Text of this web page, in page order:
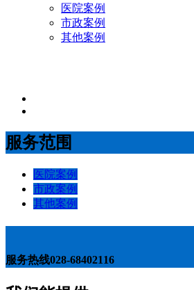
医院案例
市政案例
其他案例
服务范围
医院案例
市政案例
其他案例
服务热线028-68402116